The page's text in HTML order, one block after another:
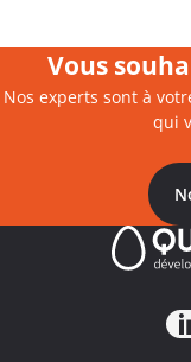
Vous
Nos experts sont à
qui